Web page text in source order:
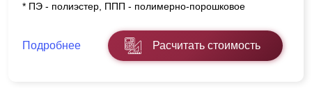
* ПЭ - полиэстер, ППП - полимерно-порошковое
Подробнее Расчитать стоимость